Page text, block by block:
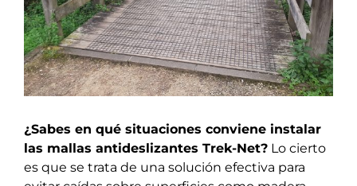
¿Sabes en qué situaciones conviene instalar
las mallas antideslizantes Trek-Net? Lo cierto
es que se trata de una solución efectiva para